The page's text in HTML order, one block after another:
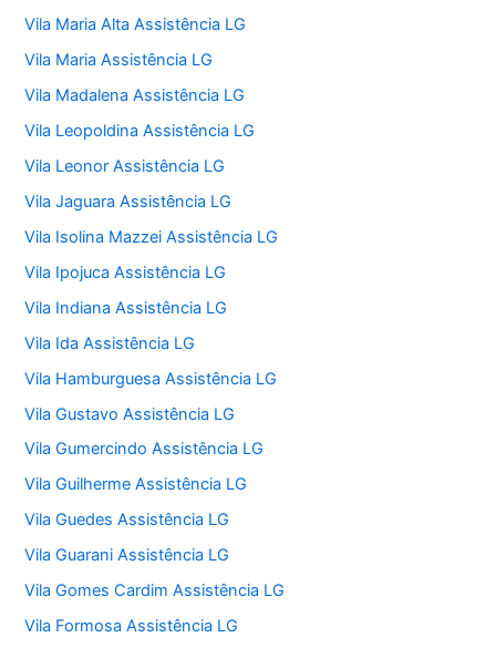
Vila Maria Alta Assistência LG
Vila Maria Assistência LG
Vila Madalena Assistência LG
Vila Leopoldina Assistência LG
Vila Leonor Assistência LG
Vila Jaguara Assistência LG
Vila Isolina Mazzei Assistência LG
Vila Ipojuca Assistência LG
Vila Indiana Assistência LG
Vila Ida Assistência LG
Vila Hamburguesa Assistência LG
Vila Gustavo Assistência LG
Vila Gumercindo Assistência LG
Vila Guilherme Assistência LG
Vila Guedes Assistência LG
Vila Guarani Assistência LG
Vila Gomes Cardim Assistência LG
Vila Formosa Assistência LG